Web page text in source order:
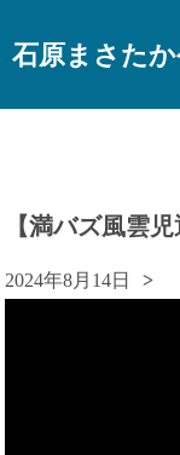
石原まさた
【満バズ風雲児
2024年8月14日